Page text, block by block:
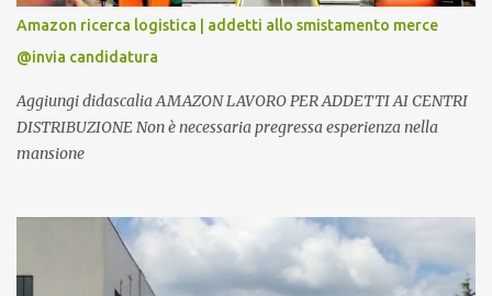
Amazon ricerca logistica | addetti allo smistamento merce
@invia candidatura
Aggiungi didascalia AMAZON LAVORO PER ADDETTI AI CENTRI
DISTRIBUZIONE Non è necessaria pregressa esperienza nella
mansione